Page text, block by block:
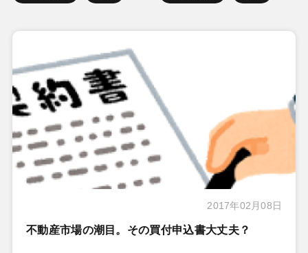
2017年02月08日
不動産市場の潮目。その買付申込書大丈夫？